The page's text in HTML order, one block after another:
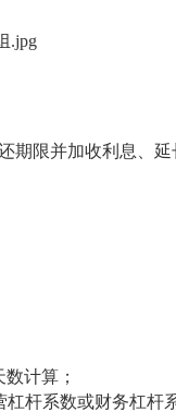
期限并加收利息、
计算；
杆系数或财务杠杆